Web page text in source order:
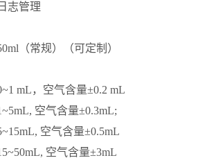
志管理
（常规）（可定制）
mL，空气含量±0.2 mL
空气含量±0.3mL;
空气含量±0.5mL
空气含量±3mL